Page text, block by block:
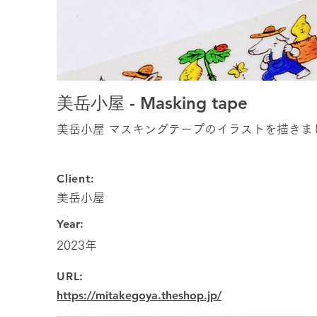
美岳小屋 - Masking tape
美岳小屋 マスキングテープのイラストを描きま
Client:
美岳小屋
Year:
2023年
URL:
https://mitakegoya.theshop.jp/